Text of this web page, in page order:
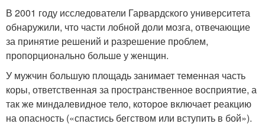
В 2001 году исследователи Гарвардского университета
обнаружили, что части лобной доли мозга, отвечающие
за принятие решений и разрешение проблем,
пропорционально больше у женщин.
У мужчин большую площадь занимает теменная часть
коры, ответственная за пространственное восприятие, а
так же миндалевидное тело, которое включает реакцию
на опасность («спастись бегством или вступить в бой»).